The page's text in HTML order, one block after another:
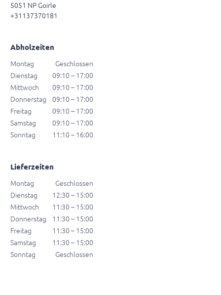
5051 NP Goirle
+31137370181
Abholzeiten
Montag
Geschlossen
Dienstag
09:10 – 17:00
Mittwoch
09:10 – 17:00
Donnerstag
09:10 – 17:00
Freitag
09:10 – 17:00
Samstag
09:10 – 17:00
Sonntag
11:10 – 16:00
Lieferzeiten
Montag
Geschlossen
Dienstag
12:30 – 15:00
Mittwoch
11:30 – 15:00
Donnerstag
11:30 – 15:00
Freitag
11:30 – 15:00
Samstag
11:30 – 15:00
Sonntag
Geschlossen